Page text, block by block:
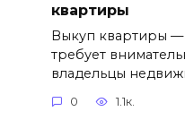
квартиры
Выкуп квартиры —
требует
владельцы
0 1.1к.